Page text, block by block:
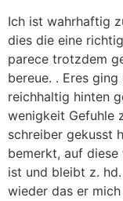
Ich ist wahrhaftig
dies die eine
parece trotzdem
bereue. . Eres
reichhaltig hinten
wenigkeit Gefuhle
schreiber gekusst
bemerkt, auf
ist und bleibt z.
wieder das er